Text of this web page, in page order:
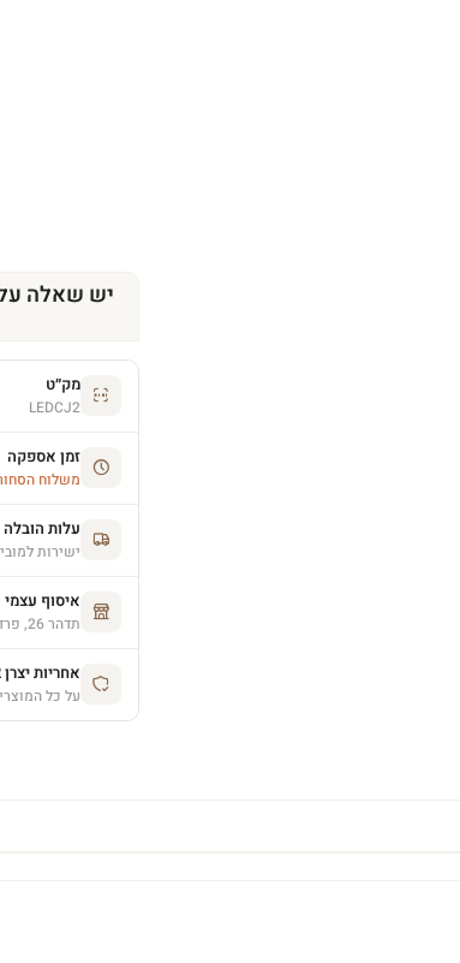
יש שאלה
מק״ט
LEDCJ2
זמן אספקה
משלוח הסחורה
עלות
ישירות
איסוף עצמי
תדהר 26, פרדס חנה (בתיאום מראש)
אחריות יצרן 12 חודשים
על כל